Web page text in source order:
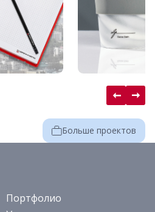
Больше проектов
Портфолио